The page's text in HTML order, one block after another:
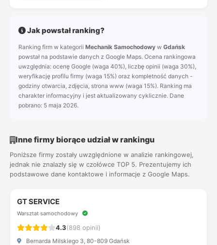
Jak powstał ranking?
Ranking firm w kategorii Mechanik Samochodowy w Gdańsk
powstał na podstawie danych z Google Maps. Ocena rankingowa
uwzględnia: ocenę Google (waga 40%), liczbę opinii (waga 30%),
weryfikację profilu firmy (waga 15%) oraz kompletność danych -
godziny otwarcia, zdjęcia, strona www (waga 15%). Ranking ma
charakter informacyjny i jest aktualizowany cyklicznie. Dane
pobrano: 5 maja 2026.
Inne firmy biorące udział w rankingu
Poniższe firmy zostały uwzględnione w analizie rankingowej,
jednak nie znalazły się w czołówce TOP 5. Prezentujemy ich
podstawowe dane kontaktowe i informacje z Google Maps.
GT SERVICE
Warsztat samochodowy
4.3(898 opinii)
Bernarda Milskiego 3, 80-809 Gdańsk